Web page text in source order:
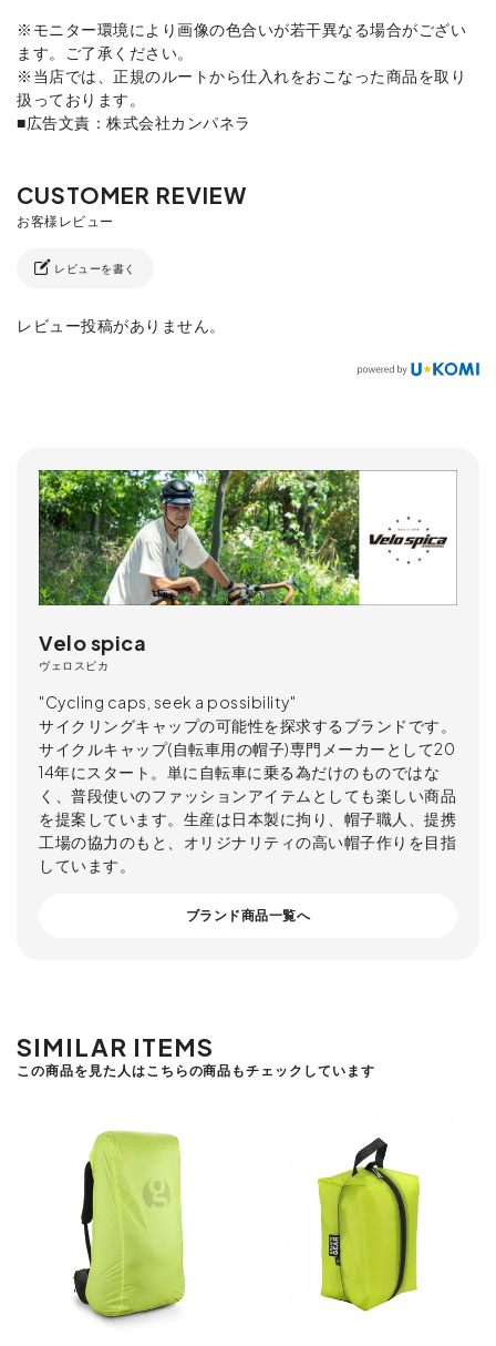
※モニター環境により画像の色合いが若干異なる場合がござい
ます。ご了承ください。
※当店では、正規のルートから仕入れをおこなった商品を取り
扱っております。
■広告文責：株式会社カンパネラ
レビューを書く
レビュー投稿がありません。
Velo spica
ヴェロスピカ
"Cycling caps, seek a possibility"
サイクリングキャップの可能性を探求するブランドです。
サイクルキャップ(自転車用の帽子)専門メーカーとして20
14年にスタート。単に自転車に乗る為だけのものではな
く、普段使いのファッションアイテムとしても楽しい商品
を提案しています。生産は日本製に拘り、帽子職人、提携
工場の協力のもと、オリジナリティの高い帽子作りを目指
しています。
ブランド商品一覧へ
SIMILAR ITEMS
この商品を見た人はこちらの商品もチェックしています